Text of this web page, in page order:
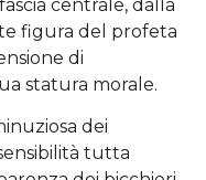
centrale, dalla
figura del profeta
di
statura morale.
dei
tutta